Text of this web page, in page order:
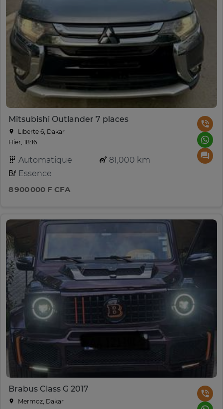
Mitsubishi Outlander 7 places
Liberte 6, Dakar
Hier, 18:16
Automatique
81,000 km
Essence
8 900 000 F CFA
Brabus Class G 2017
Mermoz, Dakar